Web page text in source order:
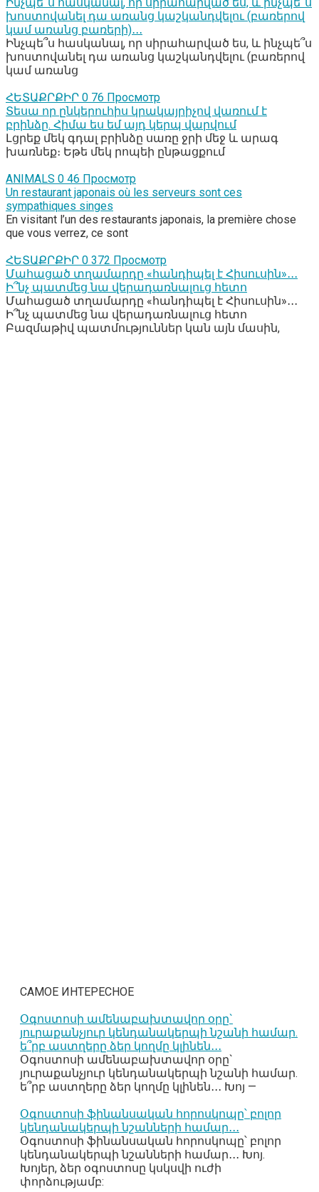
խոստովանել դա առանց կաշկանդվելու (բառերով
կամ առանց բառերի)․․․
Ինչպե՞ս հասկանալ, որ սիրահարված ես, և ինչպե՞ս
խոստովանել դա առանց կաշկանդվելու (բառերով
կամ առանց
ՀԵՏԱՔՐՔԻՐ 0 76 Просмотр
Տեսա որ ընկերուհիս կրակայրիչով վառում է
բրինձը. Հիմա ես եմ այդ կերպ վարվում
Լցրեք մեկ գդալ բրինձը սառը ջրի մեջ և արագ
խառնեք։ Եթե մեկ րոպեի ընթացքում
ANIMALS 0 46 Просмотр
Un restaurant japonais où les serveurs sont ces
sympathiques singes
En visitant l’un des restaurants japonais, la première chose
que vous verrez, ce sont
ՀԵՏԱՔՐՔԻՐ 0 372 Просмотр
Մահացած տղամարդը «հանդիպել է Հիսուսին»․․․
Ի՞նչ պատմեց նա վերադառնալուց հետո
Մահացած տղամարդը «հանդիպել է Հիսուսին»․․․
Ի՞նչ պատմեց նա վերադառնալուց հետո
Բազմաթիվ պատմություններ կան այն մասին,
САМОЕ ИНТЕРЕСНОЕ
Օգոստոսի ամենաբախտավոր օրը`
յուրաքանչյուր կենդանակերպի նշանի համար.
ե՞րբ աստղերը ձեր կողմը կլինեն․․․
Օգոստոսի ամենաբախտավոր օրը`
յուրաքանչյուր կենդանակերպի նշանի համար.
ե՞րբ աստղերը ձեր կողմը կլինեն․․․ Խոյ —
Օգոստոսի ֆինանսական հորոսկոպը՝ բոլոր
կենդանակերպի նշանների համար․․․
Օգոստոսի ֆինանսական հորոսկոպը՝ բոլոր
կենդանակերպի նշանների համար․․․ Խոյ.
Խոյեր, ձեր օգոստոսը կսկսվի ուժի
փորձությամբ: